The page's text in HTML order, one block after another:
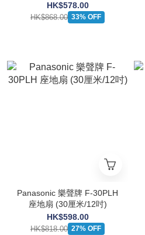
HK$578.00
HK$868.00 33% OFF
Panasonic 樂聲牌 F-30PLH
座地扇 (30厘米/12吋)
HK$598.00
HK$818.00 27% OFF